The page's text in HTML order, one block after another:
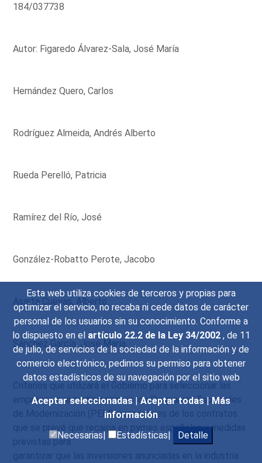
Esta web utiliza cookies de terceros y propias para
optimizar el servicio, no recaba ni cede datos de carácter
personal de los usuarios sin su conocimiento. Conforme a
lo dispuesto en el artículo 22.2 de la Ley 34/2002 , de 11
de julio, de servicios de la sociedad de la información y de
comercio electrónico, pedimos su permiso para obtener
datos estadísticos de su navegación por el sitio web
Aceptar seleccionadas |Aceptar todas|Más
información
Necesarias|
Estadísticas| Detalle
184/037738
Autor: Figaredo Álvarez-Sala, José María
Hernández Quero, Carlos
Rodríguez Almeida, Andrés Alberto
Rueda Perelló, Patricia
Ramírez del Río, José
González-Robatto Perote, Jacobo
Asarta Cuevas, Alberto
Sánchez García, José María
Criterios que utilizará el Gobierno para seleccionar las
empresas que participarán en los Programas Especiales
de Modernización (PEM), porcentajes de los contratos
que se prevé que recaiga en pymes españolas y medidas
previstas para
garantizar que las inversiones anunciadas en la industria